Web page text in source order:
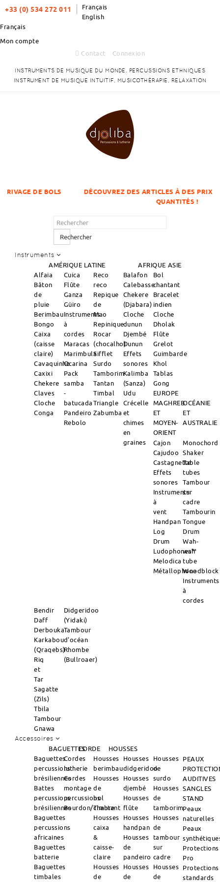
+33 (0) 534 272 011
Français
English
Français
Mon compte
Contact
Connexion
INSTRUMENTS DE MUSIQUE DU MONDE. PERCUSSIONS ETHNIQUES
INSTRUMENT DE MUSIQUE INTUITIF, MUSICOTHÉRAPIE, RELAXATION
DÉCOUVREZ DES ARTICLES À DES PRIX DÉGRESSIFS
Rechercher
Instruments
AMÉRIQUE LATINE AFRIQUE ASIE
Alfaia
Bâton
de
pluie
Berimbau
Bongo
Caixa
(caisse
claire)
Cavaquinho
Caxixi
Chekere
Claves
Cloche
Conga
Cuica
Flûte
Ganza
Güiro
Instruments
à
cordes
Maracas
Marimbula
Ocarina
Pack
samba
-
batucada
Pandeiro
Rebolo
Reco
reco
Repique
de
Mao
Repinique
Rocar
(chocalho)
Sifflet
Surdo
Tamborim
Tantan
Timbal
Triangle
Zabumba
Balafon
Calebasse
Chekere
(Djabara)
Cloche
dunun
Djembé
Dunun
Effets
sonores
Kalimba
(Sanza)
Udu
Crécelle
et
chimes
en
graines
Bol
chantant
Bracelet
indien
Cloche
Dholak
Flûte
Grelot
Guimbarde
Khol
Tablas
Gong
EUROPE
MAGHREB
ET
MOYEN-
ORIENT
OCÉANIE
ET
AUSTRALIE
Cajon
Cajudoo
Castagnette
Effets
sonores
Instruments
à
vent
Handpan
Log
Drum
Ludophones™
Melodica
Métallophone
Monochord
Shaker
Table
tubes
Tambour
sur
cadre
Tambourin
Tongue
Drum
Wah-
wah
tube
Woodblock
Instruments
à
cordes
Bendir
Daff
Derbouka
Karkabou
(Qraqebs)
Riq
et
Tar
Sagatte
(Zils)
Tbila
Tambour
Gnawa
Didgeridoo
(Yidaki)
Tambour
d'océan
Rhombe
(Bullroaer)
Accessoires
BAGUETTESCORDE
HOUSSES
Baguettes
percussions
brésiliennes
Battes
percussions
brésiliennes
Baguettes
percussions
africaines
Baguettes
batterie
Baguettes
timbales
Cordes
lutherie
Cordes
montage
percussions
Bourdon/Timbre
Housses
berimbau
Housses
de
bol
chantant
Housses
caixa
&
caisse-
claire
Housses
de
Housses
didgeridoo
Housses
djembé
Housses
flûte
Housses
handpan
Housses
de
pandeiro
Housses
de
Housses
de
surdo
Housses
de
tamborim
Housses
de
tambour
sur
cadre
Housses
de
PEAUX
AUDITIVES
SANGLES
STAND
Peaux
naturelles
Peaux
Protections
Pro
Protections
standards